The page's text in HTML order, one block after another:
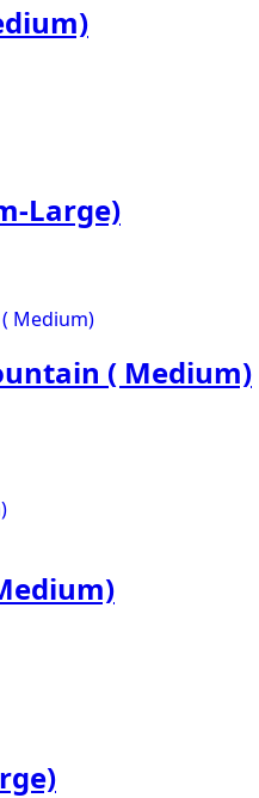
Large)
( Medium)